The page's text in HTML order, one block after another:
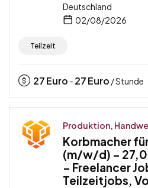
Deutschland
02/08/2026
Teilzeit
27Euro - 27Euro / Stunde
Produktion,
Korbmacher
(m/w/d) –
– Freelancer
Teilzeitjobs,